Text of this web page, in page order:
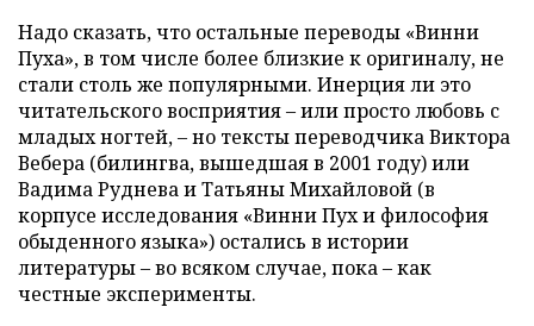
Надо сказать, что остальные переводы «Винни
Пуха», в том числе более близкие к оригиналу, не
стали столь же популярными. Инерция ли это
читательского восприятия – или просто любовь с
младых ногтей, – но тексты переводчика Виктора
Вебера (билингва, вышедшая в 2001 году) или
Вадима Руднева и Татьяны Михайловой (в
корпусе исследования «Винни Пух и философия
обыденного языка») остались в истории
литературы – во всяком случае, пока – как
честные эксперименты.